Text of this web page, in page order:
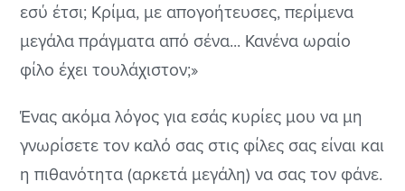
εσύ έτσι; Κρίμα, με απογοήτευσες, περίμενα
μεγάλα πράγματα από σένα... Κανένα ωραίο
φίλο έχει τουλάχιστον;»
Ένας ακόμα λόγος για εσάς κυρίες μου να μη
γνωρίσετε τον καλό σας στις φίλες σας είναι και
η πιθανότητα (αρκετά μεγάλη) να σας τον φάνε.